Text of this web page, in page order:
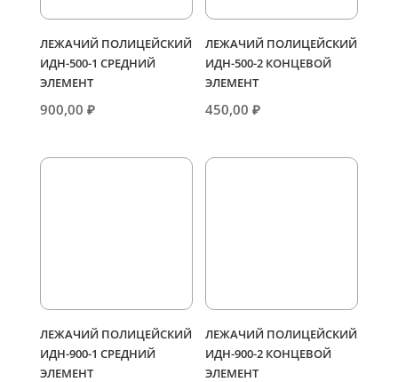
ЛЕЖАЧИЙ ПОЛИЦЕЙСКИЙ
ИДН-500-1 СРЕДНИЙ
ЭЛЕМЕНТ
900,00 ₽
ЛЕЖАЧИЙ ПОЛИЦЕЙСКИЙ
ИДН-500-2 КОНЦЕВОЙ
ЭЛЕМЕНТ
450,00₽
ЛЕЖАЧИЙ ПОЛИЦЕЙСКИЙ
ИДН-900-1 СРЕДНИЙ
ЭЛЕМЕНТ
ЛЕЖАЧИЙ ПОЛИЦЕЙСКИЙ
ИДН-900-2 КОНЦЕВОЙ
ЭЛЕМЕНТ